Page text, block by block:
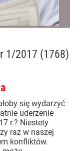
1/2017 (1768)
się wydarzyć
uderzenie
r.? Niestety
raz w naszej
konfliktów.